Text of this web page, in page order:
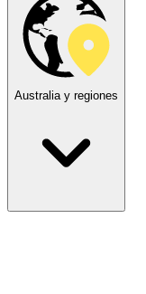
Australia y regiones